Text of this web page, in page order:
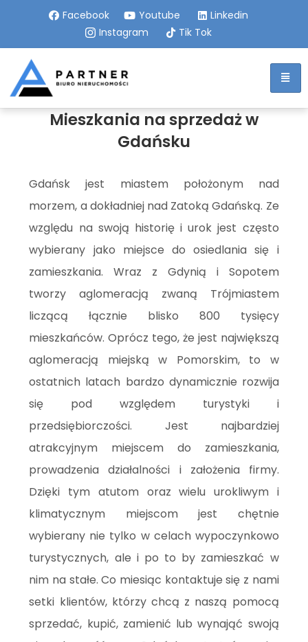
Facebook Youtube
Linkedin
Instagram
Tik Tok
Mieszkania na sprzedaż w
Gdańsku
Gdańsk jest miastem położonym nad
morzem, a dokładniej nad Zatoką Gdańską. Ze
względu na swoją historię i urok jest często
wybierany jako miejsce do osiedlania się i
zamieszkania. Wraz z Gdynią i Sopotem
tworzy aglomeracją zwaną Trójmiastem
liczącą łącznie blisko 800 tysięcy
mieszkańców. Oprócz tego, że jest największą
aglomeracją miejską w Pomorskim, to w
ostatnich latach bardzo dynamicznie rozwija
się pod względem turystyki i
przedsiębiorczości. Jest najbardziej
atrakcyjnym miejscem do zamieszkania,
prowadzenia działalności i założenia firmy.
Dzięki tym atutom oraz wielu urokliwym i
klimatycznym miejscom jest chętnie
wybierany nie tylko w celach wypoczynkowo
turystycznych, ale i po to by zamieszkać w
nim na stałe. Co miesiąc kontaktuje się z nami
setki klientów, którzy chcą z naszą pomocą
sprzedać, kupić, zamienić lub wynająć swoją